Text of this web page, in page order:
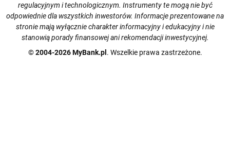
regulacyjnym i technologicznym. Instrumenty te mogą nie być
odpowiednie dla wszystkich inwestorów. Informacje prezentowane na
stronie mają wyłącznie charakter informacyjny i edukacyjny i nie
stanowią porady finansowej ani rekomendacji inwestycyjnej.
© 2004-2026 MyBank.pl . Wszelkie prawa zastrzeżone.